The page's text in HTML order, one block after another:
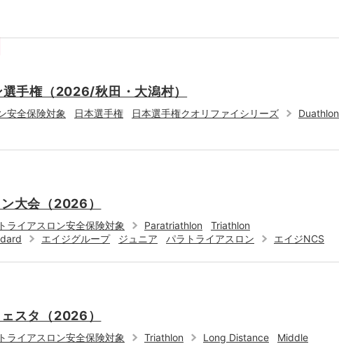
手権（2026/秋田・大潟村）
安全保険対象 日本選手権 日本選手権クオリファイシリーズ
Duathlon
大会（2026）
トライアスロン安全保険対象 Paratriathlon
Triathlon
エイジグループ ジュニア パラトライアスロン エイジNCS
スタ（2026）
トライアスロン安全保険対象 Triathlon Long Distance
Middle